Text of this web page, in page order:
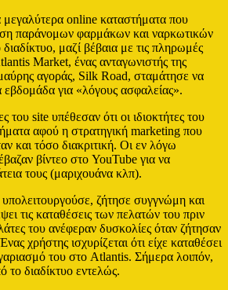
μεγαλύτερα online καταστήματα που
παράνομων φαρμάκων και ναρκωτικών
διαδίκτυο, μαζί βέβαια με τις πληρωμές
Market, ένας ανταγωνιστής της
αγοράς, Silk Road, σταμάτησε να
εβδομάδα για «λόγους ασφαλείας».
του site υπέθεσαν ότι οι ιδιοκτήτες του
αφού η στρατηγική marketing που
και τόσο διακριτική. Οι εν λόγω
βίντεο στο YouTube για να
τους (μαριχουάνα κλπ).
ζήτησε συγγνώμη και
τις καταθέσεις των πελατών του πριν
του ανέφεραν δυσκολίες όταν ζήτησαν
χρήστης ισχυρίζεται ότι είχε καταθέσει
του στο Atlantis. Σήμερα λοιπόν,
το διαδίκτυο εντελώς.